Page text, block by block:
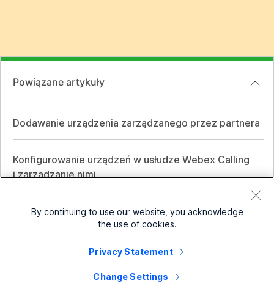
Powiązane artykuły
Dodawanie urządzenia zarządzanego przez partnera
Konfigurowanie urządzeń w usłudze Webex Calling
i zarządzanie nimi
Przedsiębiorstwo
By continuing to use our website, you acknowledge
the use of cookies.
Privacy Statement
Change Settings